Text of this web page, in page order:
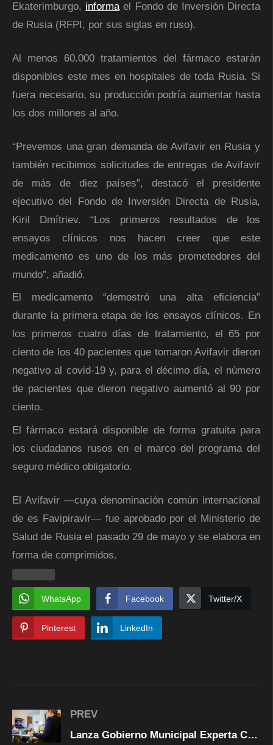
Ekaterimburgo, informael Fondo de Inversión Directa
de Rusia (RFPI, por sus siglas en ruso).
Al menos 60.000 tratamientos del fármaco estarán
disponibles este mes en hospitales de toda Rusia. Si
fuera necesario, su producción podría aumentar hasta
los dos millones al año.
“Prevemos una gran demanda de Avifavir en Rusia y
también recibimos solicitudes de entregas de Avifavir
de más de diez países”, destacó el presidente
ejecutivo del Fondo de Inversión Directa de Rusia,
Kiril Dmítriev. “Los primeros resultados de los
ensayos clínicos nos hacen creer que este
medicamento es uno de los más prometedores del
mundo”, añadió.
El medicamento “demostró una alta eficiencia”
durante la primera etapa de los ensayos clínicos. En
los primeros cuatro días de tratamiento, el 65 por
ciento de los 40 pacientes que tomaron Avifavir dieron
negativo al covid-19 y, para el décimo día, el número
de pacientes que dieron negativo aumentó al 90 por
ciento.
El fármaco estará disponible de forma gratuita para
los ciudadanos rusos en el marco del programa del
seguro médico obligatorio.
El Avifavir —cuya denominación común internacional
de es Favipiravir— fue aprobado por el Ministerio de
Salud de Rusia el pasado 29 de mayo y se elabora en
forma de comprimidos.
WhatsApp Facebook Twitter/X
Pinterest LinkedIn
PREV
Lanza Gobierno Municipal Experta Chihuahua para realizar trámites municipales vía internet